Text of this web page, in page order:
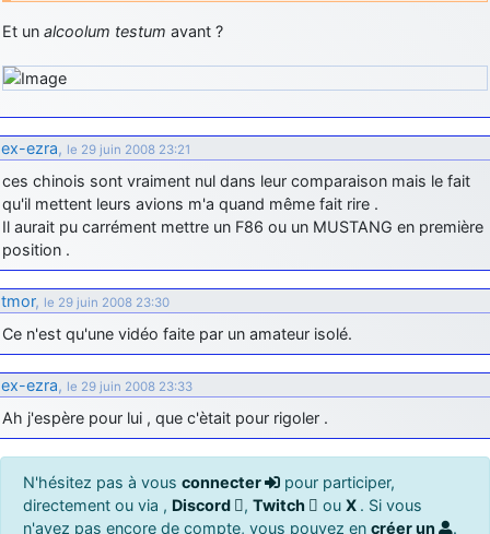
Et un alcoolum testum avant ?
ex-ezra, le 29 juin 2008 23:21
ces chinois sont vraiment nul dans leur comparaison mais le fait
qu'il mettent leurs avions m'a quand même fait rire .
Il aurait pu carrément mettre un F86 ou un MUSTANG en première
position .
tmor, le 29 juin 2008 23:30
Ce n'est qu'une vidéo faite par un amateur isolé.
ex-ezra, le 29 juin 2008 23:33
Ah j'espère pour lui , que c'ètait pour rigoler .
N'hésitez pas à vous connecter
pour participer,
directement ou via , Discord , Twitch ou X . Si vous
n'avez pas encore de compte, vous pouvez en créer un .